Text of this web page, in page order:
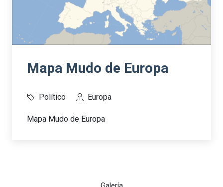
Mapa Mudo de Europa
Político Europa
Mapa Mudo de Europa